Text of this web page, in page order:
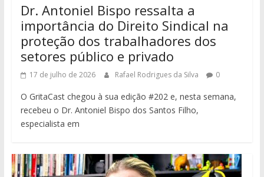
Dr. Antoniel Bispo ressalta a
importância do Direito Sindical na
proteção dos trabalhadores dos
setores público e privado
17 de julho de 2026 Rafael Rodrigues da Silva 0
O GritaCast chegou à sua edição #202 e, nesta semana,
recebeu o Dr. Antoniel Bispo dos Santos Filho,
especialista em